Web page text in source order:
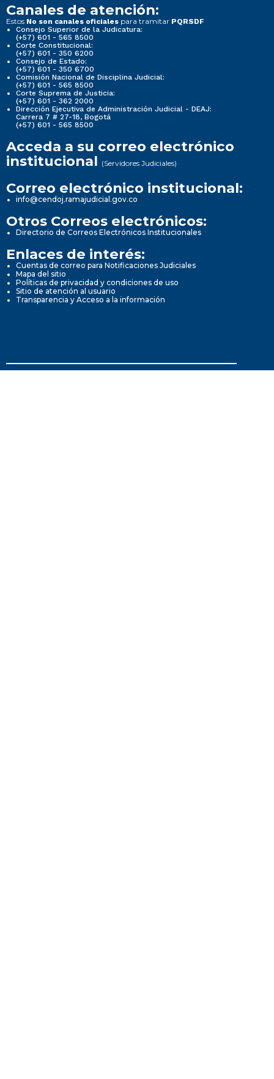
Canales de atención:
Estos No son canales oficiales para tramitar PQRSDF
Consejo Superior de la Judicatura:
(+57) 601 - 565 8500
Corte Constitucional:
(+57) 601 - 350 6200
Consejo de Estado:
(+57) 601 - 350 6700
Comisión Nacional de Disciplina Judicial:
(+57) 601 - 565 8500
Corte Suprema de Justicia:
(+57) 601 - 362 2000
Dirección Ejecutiva de Administración Judicial - DEAJ:
Carrera 7 # 27-18, Bogotá
(+57) 601 - 565 8500
Acceda a su correo electrónico
institucional (Servidores Judiciales)
Correo electrónico institucional:
info@cendoj.ramajudicial.gov.co
Otros Correos electrónicos:
Directorio de Correos Electrónicos Institucionales
Enlaces de interés:
Cuentas de correo para Notificaciones Judiciales
Mapa del sitio
Políticas de privacidad y condiciones de uso
Sitio de atención al usuario
Transparencia y Acceso a la información